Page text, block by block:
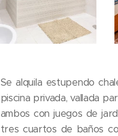
Se alquila estupendo
piscina privada, vallada
ambos con juegos de
tres cuartos de baños